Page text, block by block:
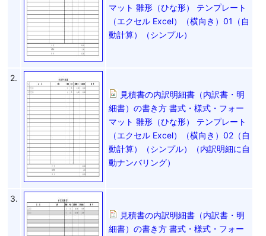
マット 雛形（ひな形） テンプレート
（エクセル Excel）（横向き）01（自
動計算）（シンプル）
2.
見積書の内訳明細書（内訳書・明
細書）の書き方 書式・様式・フォー
マット 雛形（ひな形） テンプレート
（エクセル Excel）（横向き）02（自
動計算）（シンプル）（内訳明細に自
動ナンバリング）
3.
見積書の内訳明細書（内訳書・明
細書）の書き方 書式・様式・フォー